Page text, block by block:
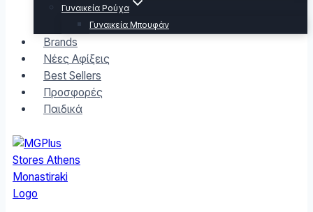
Γυναικεία Ρούχα
Γυναικεία Μπουφάν
Brands
Νέες Αφίξεις
Best Sellers
Προσφορές
Παιδικά